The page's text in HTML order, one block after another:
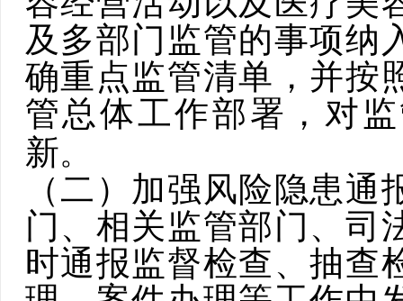
及多部门监管的事项纳
确重点监管清单， 并按
管总体工作部署，对
新。
（二）加强风险隐患通
门 、相关监管部门、司
时通报监督检查、抽查